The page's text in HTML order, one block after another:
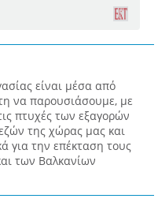
είναι μέσα από
να παρουσιάσουμε, με
πτυχές των εξαγορών
της χώρας μας και
για την επέκταση τους
των Βαλκανίων